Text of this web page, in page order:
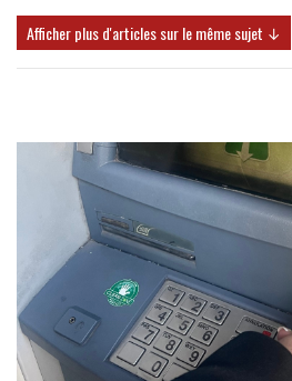
Afficher plus d'articles sur le même sujet ↓